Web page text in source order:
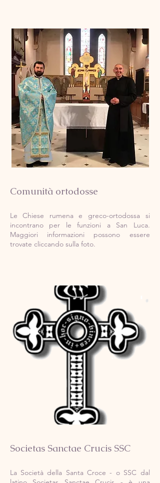
Comunità ortodosse
Le Chiese rumena e greco-ortodossa si
incontrano per le funzioni a San Luca.
Maggiori informazioni possono essere
trovate cliccando sulla foto.
Societas Sanctae Crucis SSC
La Società della Santa Croce - o SSC dal